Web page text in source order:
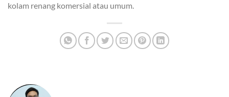
kolam renang komersial atau umum.